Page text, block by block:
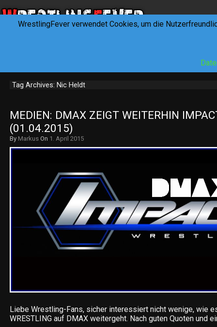
Tag Archives: Nic Heldt
MEDIEN: DMAX ZEIGT WEITERHIN
(01.04.2015)
By Markus On 1. April 2015
Liebe Wrestling-Fans, sicher interessiert nicht wenige, wie
WRESTLING auf DMAX weitergeht. Nach guten Quoten und
WrestlingFever verwendet Cookies, um die